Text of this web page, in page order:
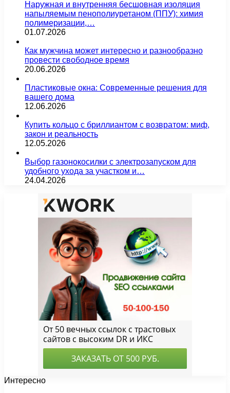
Наружная и внутренняя бесшовная изоляция
напыляемым пенополиуретаном (ППУ): химия
полимеризации,…
01.07.2026
Как мужчина может интересно и разнообразно
провести свободное время
20.06.2026
Пластиковые окна: Современные решения для
вашего дома
12.06.2026
Купить кольцо с бриллиантом с возвратом: миф,
закон и реальность
12.05.2026
Выбор газонокосилки с электрозапуском для
удобного ухода за участком и…
24.04.2026
Интересно